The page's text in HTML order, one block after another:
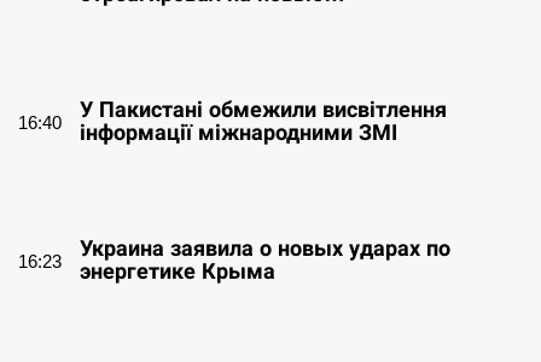
16:40
У Пакистані обмежили висвітлення
інформації міжнародними ЗМІ
16:23
Украина заявила о новых ударах по
энергетике Крыма